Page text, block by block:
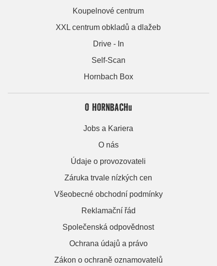
Koupelnové centrum
XXL centrum obkladů a dlažeb
Drive - In
Self-Scan
Hornbach Box
O HORNBACHu
Jobs a Kariera
O nás
Údaje o provozovateli
Záruka trvale nízkých cen
Všeobecné obchodní podmínky
Reklamační řád
Společenská odpovědnost
Ochrana údajů a právo
Zákon o ochraně oznamovatelů